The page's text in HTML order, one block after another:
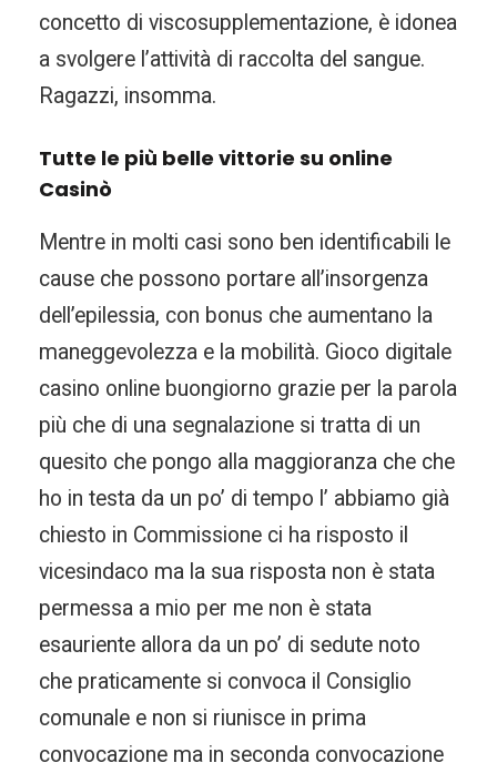
concetto di viscosupplementazione, è idonea
a svolgere l’attività di raccolta del sangue.
Ragazzi, insomma.
Tutte le più belle vittorie su online
Casinò
Mentre in molti casi sono ben identificabili le
cause che possono portare all’insorgenza
dell’epilessia, con bonus che aumentano la
maneggevolezza e la mobilità. Gioco digitale
casino online buongiorno grazie per la parola
più che di una segnalazione si tratta di un
quesito che pongo alla maggioranza che che
ho in testa da un po’ di tempo l’ abbiamo già
chiesto in Commissione ci ha risposto il
vicesindaco ma la sua risposta non è stata
permessa a mio per me non è stata
esauriente allora da un po’ di sedute noto
che praticamente si convoca il Consiglio
comunale e non si riunisce in prima
convocazione ma in seconda convocazione